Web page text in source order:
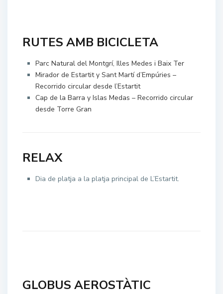
RUTES AMB BICICLETA
Parc Natural del Montgrí, Illes Medes i Baix Ter
Mirador de Estartit y Sant Martí d’Empúries –
Recorrido circular desde l’Estartit
Cap de la Barra y Islas Medas – Recorrido circular
desde Torre Gran
RELAX
Dia de platja a la platja principal de L’Estartit.
GLOBUS AEROSTÀTIC